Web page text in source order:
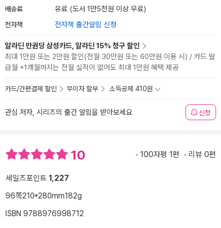
배송료 유료 (도서 1만5천원 이상 무료)
전자책 전자책 출간알림 신청
알라딘 만권당 삼성카드, 알라딘 15% 청구 할인
최대 1만원 또는 2만원 할인(전월 30만원 또는 60만원 이용 시) / 카드 발
급월 +1개월까지는 전월 실적이 없어도 최대 1만원 혜택 제공
카드/간편결제 할인 무이자 할부 소득공제 410원
관심 저자, 시리즈의 출간 알림을 받아보세요 신청
10 100자평 1편 리뷰 0편
세일즈포인트 1,227
96쪽210*280mm182g
ISBN 9788976998712